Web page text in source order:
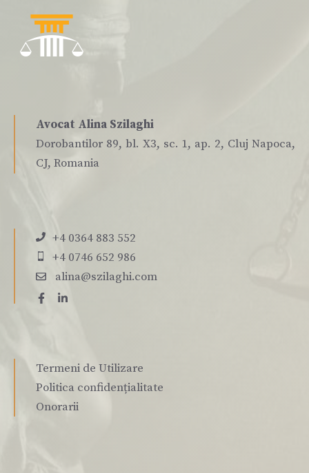
Avocat Alina Szilaghi
Dorobantilor 89, bl. X3, sc. 1, ap. 2, Cluj Napoca,
CJ, Romania
+4 0364 883 552
+4 0746 652 986
alina@szilaghi.com
Termeni de Utilizare
Politica confidențialitate
Onorarii